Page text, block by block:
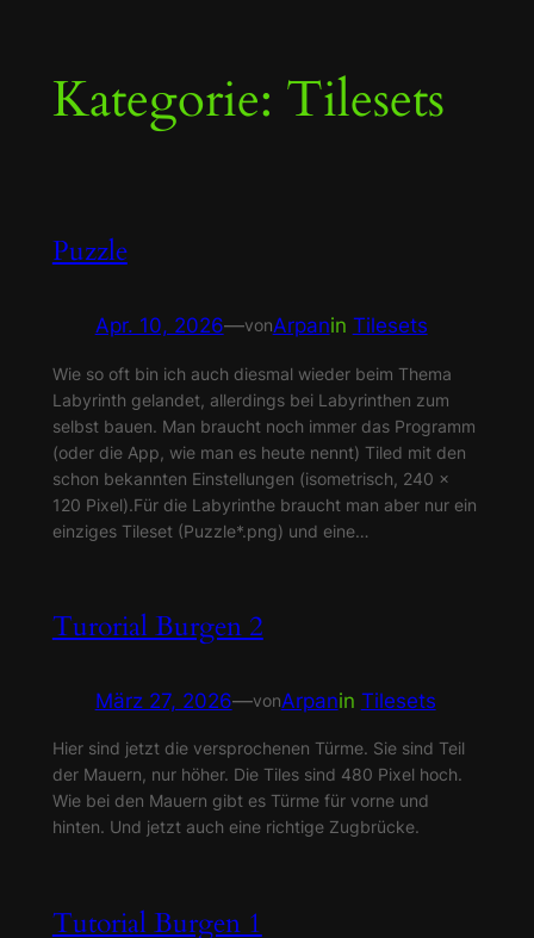
Inhalt
springenKategorie: Tilesets
Puzzle
Apr. 10, 2026—vonArpanin Tilesets
Wie so oft bin ich auch diesmal wieder beim Thema
Labyrinth gelandet, allerdings bei Labyrinthen zum
selbst bauen. Man braucht noch immer das Programm
(oder die App, wie man es heute nennt) Tiled mit den
schon bekannten Einstellungen (isometrisch, 240 x
120 Pixel).Für die Labyrinthe braucht man aber nur ein
einziges Tileset (Puzzle*.png) und eine…
Turorial Burgen 2
März 27, 2026—vonArpanin Tilesets
Hier sind jetzt die versprochenen Türme. Sie sind Teil
der Mauern, nur höher. Die Tiles sind 480 Pixel hoch.
Wie bei den Mauern gibt es Türme für vorne und
hinten. Und jetzt auch eine richtige Zugbrücke.
Tutorial Burgen 1